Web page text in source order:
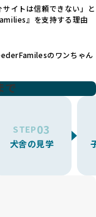
犬の繁殖や、愛情
れらのブリーディ
益のみを追求す
っても深刻な課
に優しくないブ
ゃんを家族のよ
ブリーダー」のみ
ェアを最優先に考
ています。これに
条件とし、これら
3種以内）に絞って
。これにより、
ケアを提供する
じて扱う犬種を
問題や適切な育成
こうしたブリーダ
ます。
す。異なる犬種
発生する可能性
ます。また、ミ
イトは信頼できない」と
』を支持する理由
のワンちゃん
で
STEP03
犬舎の見学